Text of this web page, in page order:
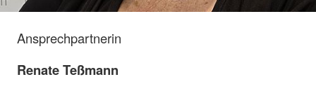
Ansprechpartnerin
Renate Teßmann